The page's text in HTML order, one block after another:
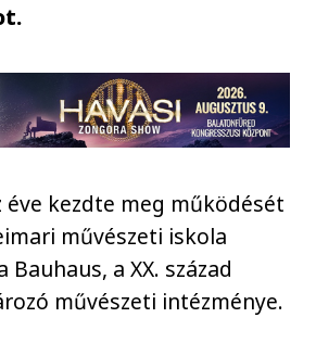
éve kezdte meg működését
művészeti iskola
Bauhaus, a XX. század
művészeti intézménye.